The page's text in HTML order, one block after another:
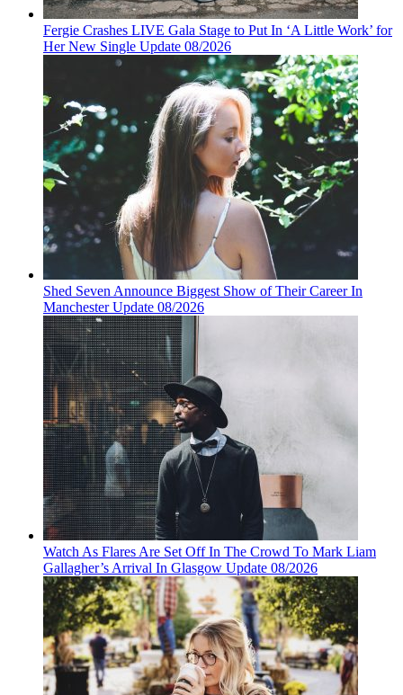
Fergie Crashes LIVE Gala Stage to Put In ‘A Little Work’ for
Her New Single Update 08/2026
Shed Seven Announce Biggest Show of Their Career In
Manchester Update 08/2026
Watch As Flares Are Set Off In The Crowd To Mark Liam
Gallagher’s Arrival In Glasgow Update 08/2026